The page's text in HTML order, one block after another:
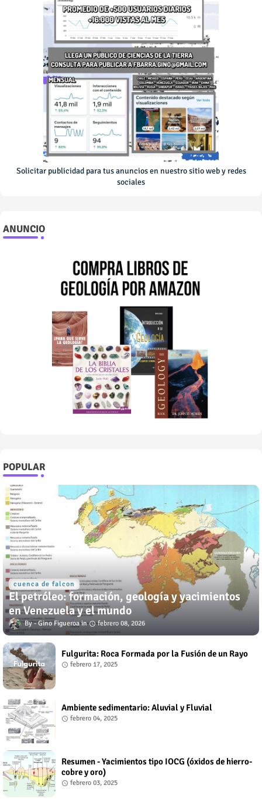
Solicitar publicidad para tus anuncios en nuestro sitio web y redes
sociales
ANUNCIO
POPULAR
cuenca de falcon
El petróleo: formación, geología y yacimientos
en Venezuela y el mundo
Gino Figueroa febrero 08, 2026
Fulgurita: Roca Formada por la Fusión de un Rayo
febrero 17, 2025
Ambiente sedimentario: Aluvial y Fluvial
febrero 04, 2025
Resumen - Yacimientos tipo IOCG (óxidos de hierro-
cobre y oro)
febrero 03, 2025